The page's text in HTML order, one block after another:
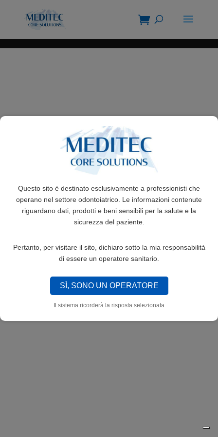
Questo sito è destinato esclusivamente a professionisti che
operano nel settore odontoiatrico. Le informazioni contenute
riguardano dati, prodotti e beni sensibili per la salute e la
sicurezza del paziente.
Pertanto, per visitare il sito, dichiaro sotto la mia responsabilità
di essere un operatore sanitario.
SÌ, SONO UN OPERATORE
Il sistema ricorderà la risposta selezionata